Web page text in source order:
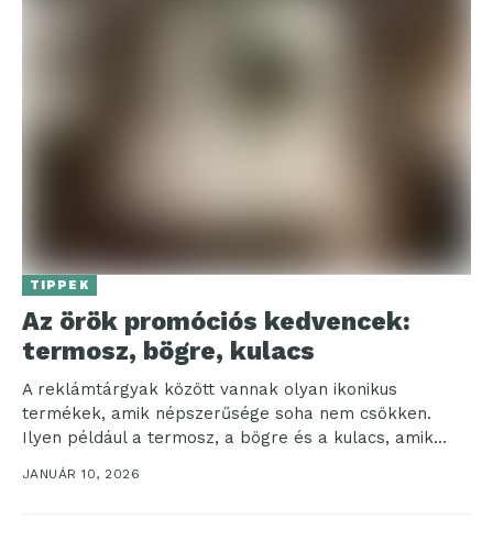
TIPPEK
Az örök promóciós kedvencek:
termosz, bögre, kulacs
A reklámtárgyak között vannak olyan ikonikus
termékek, amik népszerűsége soha nem csökken.
Ilyen például a termosz, a bögre és a kulacs, amik
minden...
JANUÁR 10, 2026